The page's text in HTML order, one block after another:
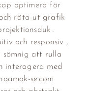
optimera för
räta ut grafik
.
och responsiv ,
sömnig att rulla
interagera med
se.com